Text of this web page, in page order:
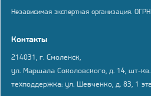
Независимая экспертная организация.
Контакты
214031, г. Смоленск,
ул. Маршала Соколовского, д. 14, шт-
техподдержка: ул. Шевченко, д. 83, 1